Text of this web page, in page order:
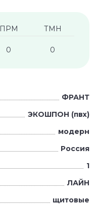
ПРМ ТМН
0 0
ФРАНТ
ЭКОШПОН (пвх)
модерн
Россия
1
ЛАЙН
щитовые